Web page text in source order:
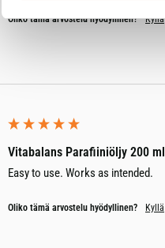
Oliko tämä arvostelu hyödyllinen? Kyllä
Vitabalans Parafiiniöljy 200 ml
Easy to use. Works as intended.
Oliko tämä arvostelu hyödyllinen? Kyllä